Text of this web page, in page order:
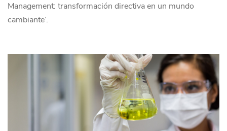
Management: transformación directiva en un mundo
cambiante’.